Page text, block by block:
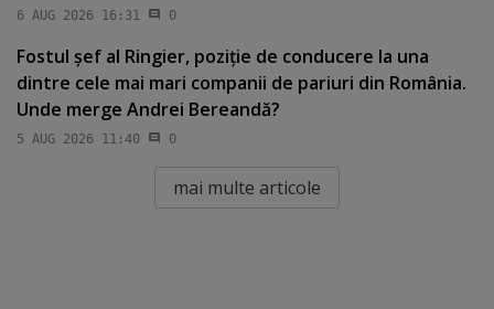
6 AUG 2026 16:31 0
Fostul şef al Ringier, poziţie de conducere la una
dintre cele mai mari companii de pariuri din România.
Unde merge Andrei Bereandă?
5 AUG 2026 11:40 0
mai multe articole